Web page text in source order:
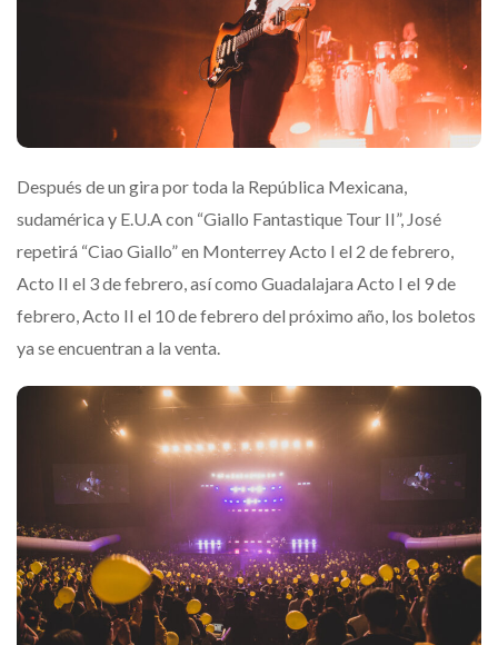
Después de un gira por toda la República Mexicana,
sudamérica y E.U.A con “Giallo Fantastique Tour II”, José
repetirá “Ciao Giallo” en Monterrey Acto I el 2 de febrero,
Acto II el 3 de febrero, así como Guadalajara Acto I el 9 de
febrero, Acto II el 10 de febrero del próximo año, los boletos
ya se encuentran a la venta.